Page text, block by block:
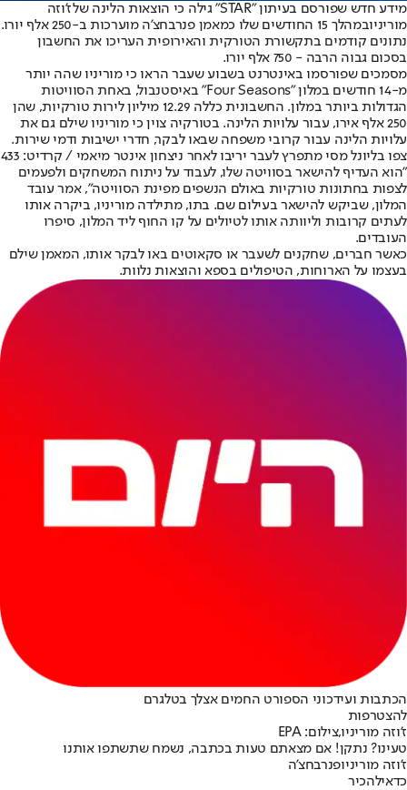
מידע חדש שפורסם בעיתון "STAR" גילה כי הוצאות הלינה של
ז'וזה
מוריניו
במהלך 15 החודשים שלו כמאמן פנרבחצ'ה מוערכות ב-250 אלף יורו.
נתונים קודמים בתקשורת הטורקית והאירופית העריכו את החשבון
בסכום גבוה הרבה - 750 אלף יורו.
מסמכים שפורסמו באינטרנט בשבוע שעבר הראו כי מוריניו שהה יותר
מ-14 חודשים במלון "Four Seasons" באיסטנבול, באחת הסוויטות
הגדולות ביותר במלון. החשבונית כללה 12.29 מיליון לירות טורקיות, שהן
250 אלף אירו, עבור עלויות הלינה. בטורקיה צוין כי מוריניו שילם גם את
עלויות הלינה עבור קרובי משפחה שבאו לבקר, חדרי ישיבות ודמי שירות.
צפו בליונל מסי מתפרץ לעבר יריבו לאחר ניצחון אינטר מיאמי / קרדיט: 433
"הוא העדיף להישאר בסוויטה שלו, לעבוד על ניתוח המשחקים ולפעמים
לצפות בחתונות טורקיות באולם הנשפים מפינת הסוויטה", אמר עובד
המלון, שביקש להישאר בעילום שם. בתו, מתילדה מוריניו, ביקרה אותו
לעתים קרובות וליוותה אותו לטיולים על קו החוף ליד המלון, סיפרו
העובדים.
כאשר חברים, שחקנים לשעבר או סקאוטים באו לבקר אותו, המאמן שילם
בעצמו על הארוחות, הטיפולים בספא והוצאות נלוות.
הכתבות ועידכוני הספורט החמים אצלך בטלגרם
להצטרפות
ז'וזה מוריניו,צילום: EPA
טעינו? נתקן! אם מצאתם טעות בכתבה, נשמח שתשתפו אותנו
ז'וזה מוריניופנרבחצ'ה
כדאילהכיר